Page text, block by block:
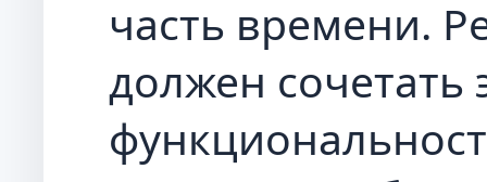
часть времени.
должен сочетать